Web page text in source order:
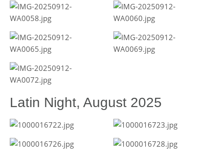
Latin Night, August 2025